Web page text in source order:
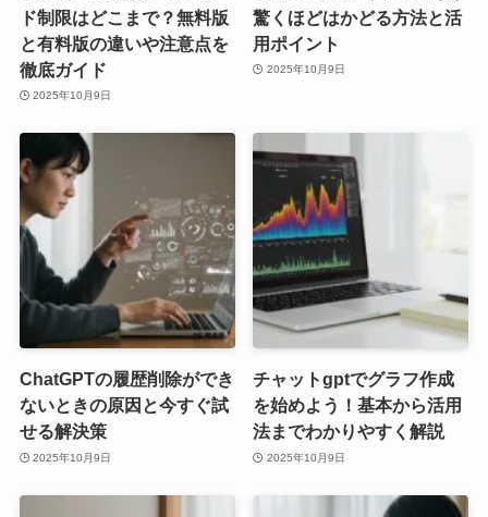
ド制限はどこまで？無料版
と有料版の違いや注意点を
徹底ガイド
2025年10月9日
驚くほどはかどる方法と活
用ポイント
2025年10月9日
ChatGPTの履歴削除ができ
ないときの原因と今すぐ試
せる解決策
2025年10月9日
チャットgptでグラフ作成
を始めよう！基本から活用
法までわかりやすく解説
2025年10月9日